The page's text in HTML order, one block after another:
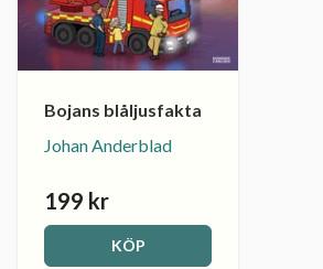
Bojans blåljusfakta
Johan Anderblad
199 kr
KÖP